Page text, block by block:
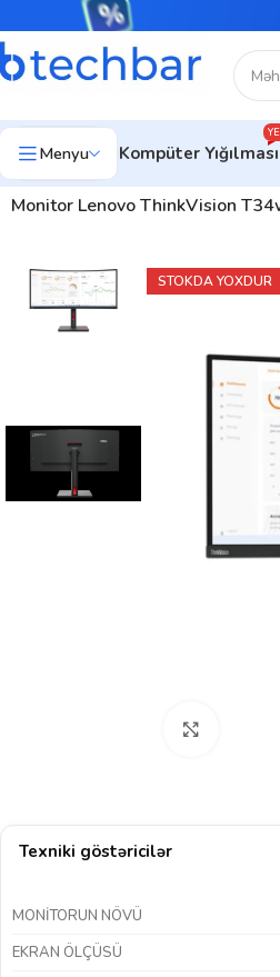
Menyu Kompüter Yığılması
Ev Kompüter avadanlıqları
Monitor Lenovo ThinkVision
STOKDA YOXDUR
Texniki göstəricilər
MONITORUN NÖVÜ
EKRAN ÖLÇÜSÜ